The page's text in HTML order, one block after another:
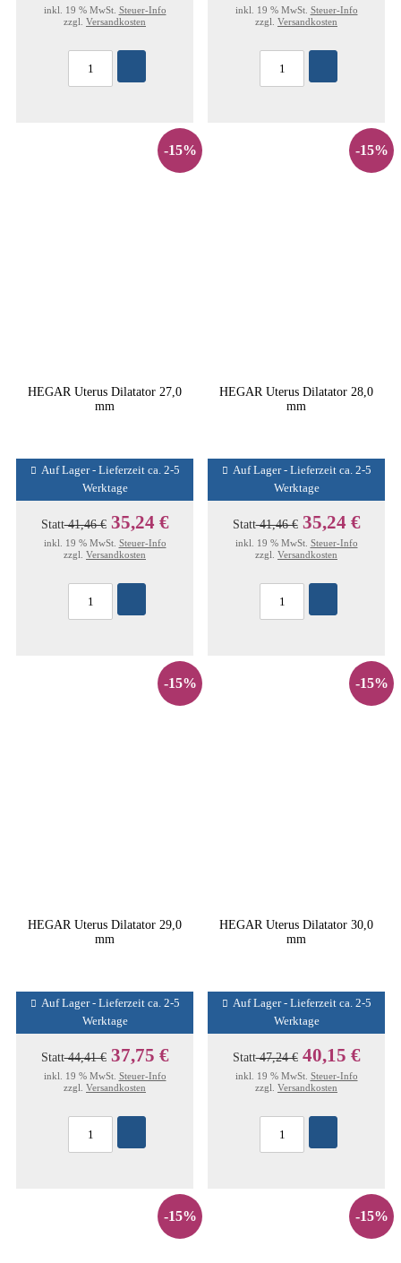
inkl. 19 % MwSt. Steuer-Info
zzgl. Versandkosten
inkl. 19 % MwSt. Steuer-Info
zzgl. Versandkosten
-15%
HEGAR Uterus Dilatator 27,0
mm
Auf Lager - Lieferzeit ca. 2-5
Werktage
Statt41,46 € 35,24 €
inkl. 19 % MwSt. Steuer-Info
zzgl. Versandkosten
-15%
HEGAR Uterus Dilatator 28,0
mm
Auf Lager - Lieferzeit ca. 2-5
Werktage
Statt41,46 € 35,24 €
inkl. 19 % MwSt. Steuer-Info
zzgl. Versandkosten
-15%
HEGAR Uterus Dilatator 29,0
mm
Auf Lager - Lieferzeit ca. 2-5
Werktage
Statt44,41 € 37,75 €
inkl. 19 % MwSt. Steuer-Info
zzgl. Versandkosten
-15%
HEGAR Uterus Dilatator 30,0
mm
Auf Lager - Lieferzeit ca. 2-5
Werktage
Statt47,24 € 40,15 €
inkl. 19 % MwSt. Steuer-Info
zzgl. Versandkosten
-15% -15%